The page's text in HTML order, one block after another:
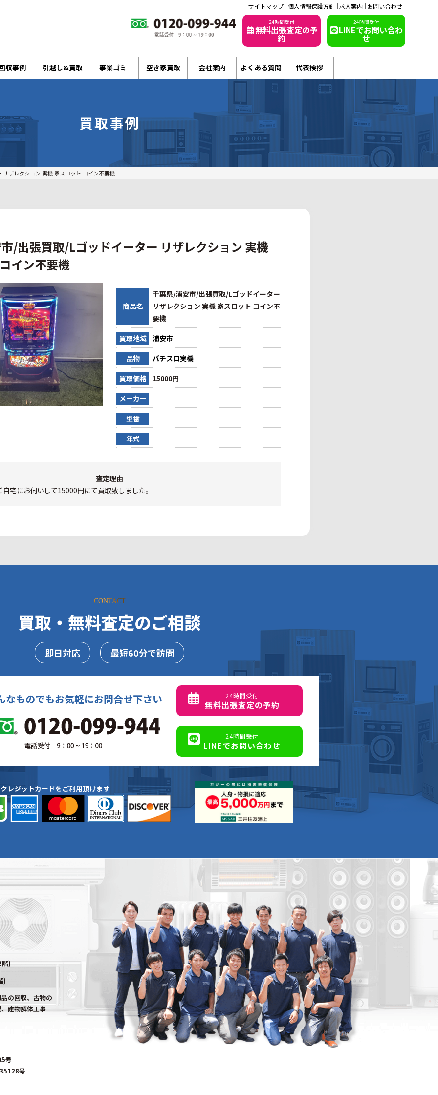
サイトマップ 個人情報保護方針 求人案内 お問い合わせ
24時間受付
無料出張査定の予
約
24時間受付
LINEでお問い合わ
せ
収事例 引越し&買取 事業ゴミ 空き家買取 会社案内 よくある質問 代表挨拶
買取事例
ザレクション 実機 家スロット コイン不要機
/出張買取/Lゴッドイーター リザレクション 実機
イン不要機
商品名
千葉県/浦安市/出張買取/Lゴッドイーター
リザレクション 実機 家スロット コイン不
要機
買取地域 浦安市
品物 パチスロ実機
買取価格 15000円
メーカー
型番
年式
査定理由
宅にお伺いして15000円にて買取致しました。
CONTACT
買取・無料査定のご相談
即日対応 最短60分で訪問
なものでもお気軽にお問合せ下さい 24時間受付
無料出張査定の予約
24時間受付
LINEでお問い合わせ
レジットカードをご利用頂けます
)
)
の回収、古物の
建物解体工事
号
号